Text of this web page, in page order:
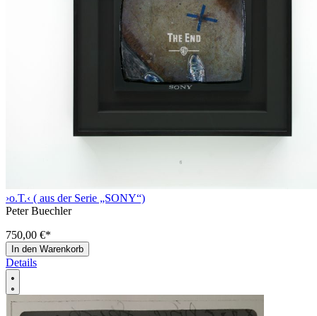
›o.T.‹ ( aus der Serie „SONY“)
Peter Buechler
750,00 €*
In den Warenkorb
Details